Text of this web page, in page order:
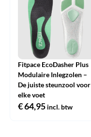
Fitpace EcoDasher Plus
Modulaire Inlegzolen –
De juiste steunzool voor
elke voet
€64,95 incl. btw